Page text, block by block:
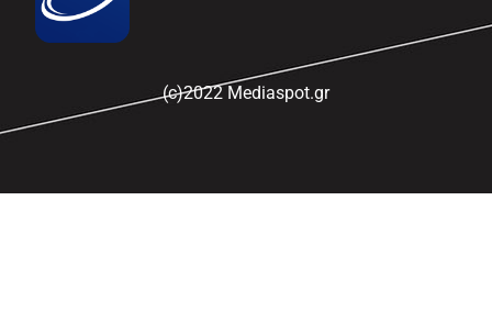
(c)2022 Mediaspot.gr